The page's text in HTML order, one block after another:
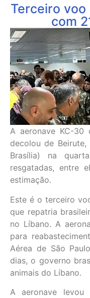
Terceiro voo
com
A aeronave KC-30
decolou de
Brasília) na
resgatadas, entre
estimação.
Este é o terceiro
que repatria
no Líbano. A
para
Aérea de São
dias, o governo
animais do Líbano.
A aeronave levou